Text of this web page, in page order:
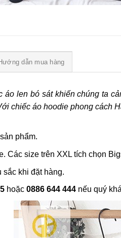
dẫn mua hàng
áo len bó sát khiến chúng ta
chiếc áo hoodie phong cách
phẩm.
Các size trên XXL tích chọn
sắc khi đặt hàng.
hoặc 0886 644 444nếu quý